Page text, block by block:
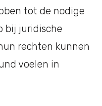
tot de nodige
bij juridische
rechten kunnen
voelen in